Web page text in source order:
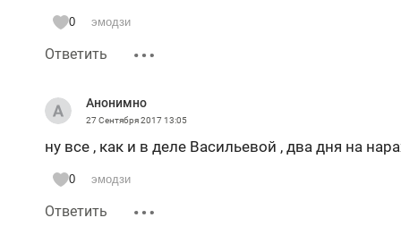
0 эмодзи
Ответить
Анонимно
27 Сентября 201713:05
ну все , как и в деле Васильевой , два дня на
0 эмодзи
Ответить